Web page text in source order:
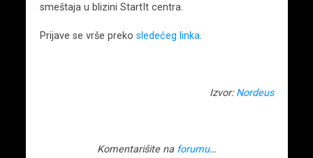
smeštaja u blizini StartIt centra.
Prijave se vrše preko sledećeg linka
Izvor: Nordeus
Komentarišite na forumu…